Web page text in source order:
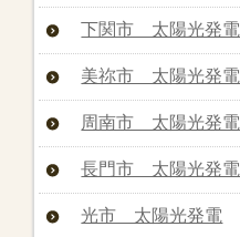
下関市 太陽光発電
美祢市 太陽光発電
周南市 太陽光発電
長門市 太陽光発電
光市 太陽光発電